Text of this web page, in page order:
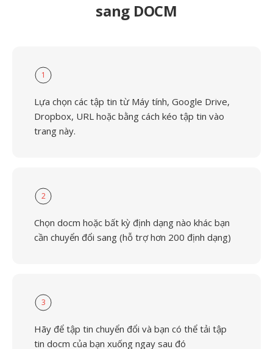
sang DOCM
1
Lựa chọn các tập tin từ Máy tính, Google Drive,
Dropbox, URL hoặc bằng cách kéo tập tin vào
trang này.
2
Chọn docm hoặc bất kỳ định dạng nào khác bạn
cần chuyển đổi sang (hỗ trợ hơn 200 định dạng)
3
Hãy để tập tin chuyển đổi và bạn có thể tải tập
tin docm của bạn xuống ngay sau đó